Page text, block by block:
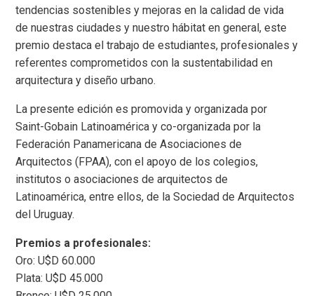
tendencias sostenibles y mejoras en la calidad de vida
de nuestras ciudades y nuestro hábitat en general, este
premio destaca el trabajo de estudiantes, profesionales y
referentes comprometidos con la sustentabilidad en
arquitectura y diseño urbano.
La presente edición es promovida y organizada por
Saint-Gobain Latinoamérica y co-organizada por la
Federación Panamericana de Asociaciones de
Arquitectos (FPAA), con el apoyo de los colegios,
institutos o asociaciones de arquitectos de
Latinoamérica, entre ellos, de la Sociedad de Arquitectos
del Uruguay.
Premios a profesionales:
Oro: U$D 60.000
Plata: U$D 45.000